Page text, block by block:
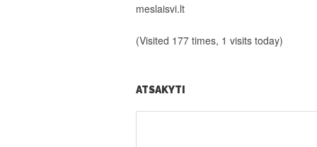
meslaisvi.lt
(Visited 177 times, 1 visits today)
ATSAKYTI